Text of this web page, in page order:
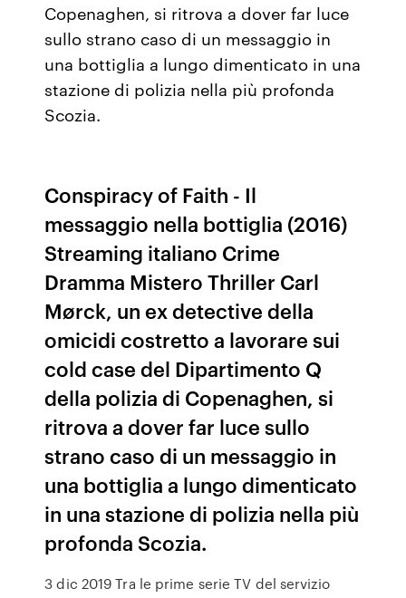
Copenaghen, si ritrova a dover far luce
sullo strano caso di un messaggio in
una bottiglia a lungo dimenticato in una
stazione di polizia nella più profonda
Scozia.
Conspiracy of Faith - Il
messaggio nella bottiglia (2016)
Streaming italiano Crime
Dramma Mistero Thriller Carl
Mørck, un ex detective della
omicidi costretto a lavorare sui
cold case del Dipartimento Q
della polizia di Copenaghen, si
ritrova a dover far luce sullo
strano caso di un messaggio in
una bottiglia a lungo dimenticato
in una stazione di polizia nella più
profonda Scozia.
3 dic 2019 Tra le prime serie TV del servizio